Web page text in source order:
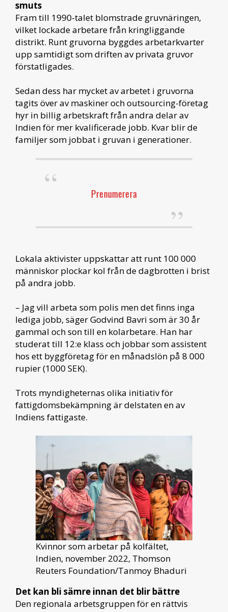
smuts
Fram till 1990-talet blomstrade gruvnäringen,
vilket lockade arbetare från kringliggande
distrikt. Runt gruvorna byggdes arbetarkvarter
upp samtidigt som driften av privata gruvor
förstatligades.
Sedan dess har mycket av arbetet i gruvorna
tagits över av maskiner och outsourcing-företag
hyr in billig arbetskraft från andra delar av
Indien för mer kvalificerade jobb. Kvar blir de
familjer som jobbat i gruvan i generationer.
Prenumerera
Lokala aktivister uppskattar att runt 100 000
människor plockar kol från de dagbrotten i brist
på andra jobb.
– Jag vill arbeta som polis men det finns inga
lediga jobb, säger Godvind Bavri som är 30 år
gammal och son till en kolarbetare. Han har
studerat till 12:e klass och jobbar som assistent
hos ett byggföretag för en månadslön på 8 000
rupier (1000 SEK).
Trots myndigheternas olika initiativ för
fattigdomsbekämpning är delstaten en av
Indiens fattigaste.
Kvinnor som arbetar på kolfältet,
Indien, november 2022, Thomson
Reuters Foundation/Tanmoy Bhaduri
Det kan bli sämre innan det blir bättre
Den regionala arbetsgruppen för en rättvis